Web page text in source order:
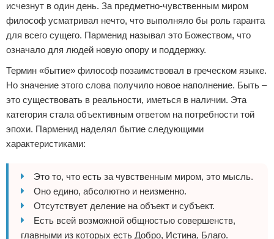
исчезнут в один день. За предметно-чувственным миром
философ усматривал нечто, что выполняло бы роль гаранта
для всего сущего. Парменид называл это Божеством, что
означало для людей новую опору и поддержку.
Термин «бытие» философ позаимствовал в греческом языке.
Но значение этого слова получило новое наполнение. Быть –
это существовать в реальности, иметься в наличии. Эта
категория стала объективным ответом на потребности той
эпохи. Парменид наделял бытие следующими
характеристиками:
Это то, что есть за чувственным миром, это мысль.
Оно едино, абсолютно и неизменно.
Отсутствует деление на объект и субъект.
Есть всей возможной общностью совершенств,
главными из которых есть Добро, Истина, Благо.